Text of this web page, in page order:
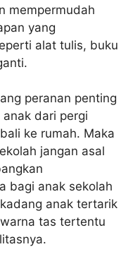
mempermudah
yang
alat tulis, buku
peranan penting
dari pergi
ke rumah. Maka
jangan asal
bagi anak sekolah
anak tertarik
tas tertentu